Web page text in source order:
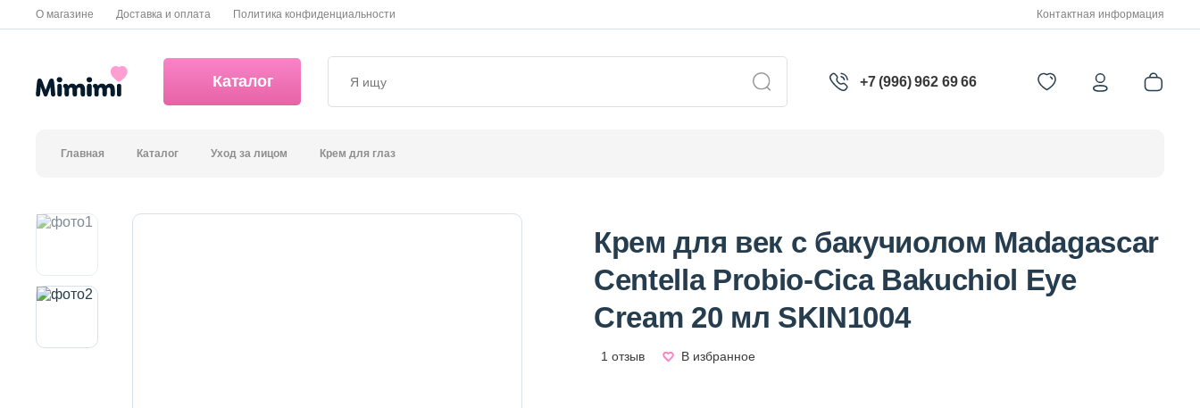
О магазине Доставка и оплата Политика конфиденциальности Контактная информация
Каталог +7 (996) 962 69 66
Главная Каталог Уход за лицом Крем для глаз
Крем для век с бакучиолом Madagascar
Centella Probio-Cica Bakuchiol Eye
Cream 20 мл SKIN1004
1 отзыв В избранное